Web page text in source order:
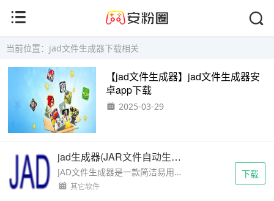
当前位置：jad文件生成器下载相关
【jad文件生成器】jad文件生成器安
卓app下载
2025-03-29
jad生成器(JAR文件自动生成JAD文件工具)
JAD文件生成器是一款简洁易用的工具，专为根据JAR文件自动生成JAD文件而设计，确保手机能够识别并安装软件。该软件支持批量转换，适用于几乎所有智能手机及部分非智能手机平台。从网上下...
其它软件
下载